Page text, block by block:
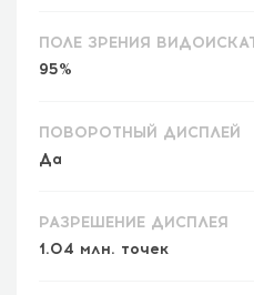
ПОЛЕ ЗРЕНИЯ
95%
ПОВОРОТНЫЙ ДИСПЛЕЙ
Да
РАЗРЕШЕНИЕ ДИСПЛЕЯ
1.04 млн. точек